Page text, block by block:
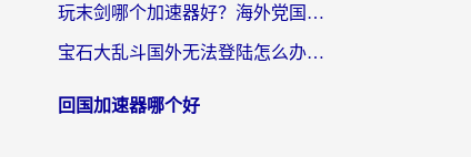
玩末剑哪个加速器好？海外党国服游戏畅玩终极指南（附3款热门游戏实测）
宝石大乱斗国外无法登陆怎么办？海外玩家专属加速指南（附穿越火线原野传说解决方案）
回国加速器哪个好